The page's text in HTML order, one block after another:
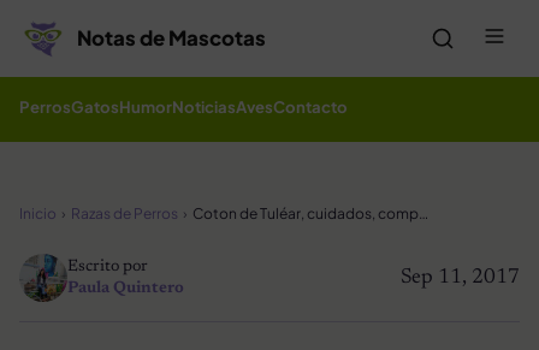
Notas de Mascotas
PerrosGatosHumorNoticiasAvesContacto
Inicio Razas de Perros Coton de Tuléar, cuidados, comportamiento y características
Sep 11, 2017
Escrito por
Paula Quintero